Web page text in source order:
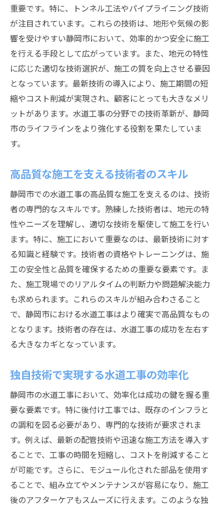
重要です。特に、トンネル工法やパイプライニング技術
が注目されています。これらの技術は、地形や気候の影
響を受けやすい静岡市において、効率的かつ安全に施工
を行える手段として広がっています。また、地元の特性
に応じた適切な技術選択が、施工の質を向上させる要因
となっています。最新技術の導入により、施工期間の短
縮やコスト削減が実現され、顧客にとっても大きなメリ
ットがあります。水道工事の分野での技術革新が、静岡
市のライフラインをより強化する役割を果たしていま
す。
高品質な施工を支える技術者のスキル
静岡市での水道工事の高品質な施工を支えるのは、技術
者の専門的なスキルです。熟練した技術者は、地元の特
性やニーズを理解し、適切な技術を駆使して施工を行い
ます。特に、施工において重要なのは、最新技術に対す
る知識と経験です。技術者の資格やトレーニングは、施
工の安全性と品質を確保するための重要な要素です。ま
た、施工現場でのリアルタイムの判断力や問題解決能力
も求められます。これらのスキルが組み合わさること
で、静岡市における水道工事はより確実で高品質なもの
となります。技術者の存在は、水道工事の成功を左右す
る大きなカギとなっています。
独自技術で実現する水道工事の効率化
静岡市の水道工事において、効率化は成功の鍵を握る重
要な要素です。特に後付け工事では、既存のインフラと
の調和を図る必要があり、専門的な技術が要求されま
す。例えば、最新の配管技術や迅速な施工方法を導入す
ることで、工事の時間を短縮し、コストを削減すること
が可能です。さらに、モジュール化された部品を使用す
ることで、組み立てやメンテナンスが容易になり、施工
後のアフターケアもスムーズに行えます。このような独